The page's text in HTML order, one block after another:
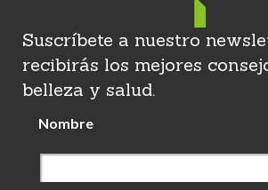
Suscríbete a nuestro
recibirás los mejores
belleza y salud.
Nombre